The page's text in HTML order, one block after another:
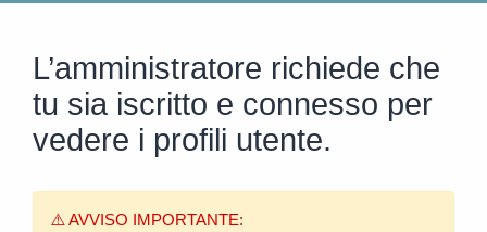
L’amministratore richiede che
tu sia iscritto e connesso per
vedere i profili utente.
⚠️ AVVISO IMPORTANTE: